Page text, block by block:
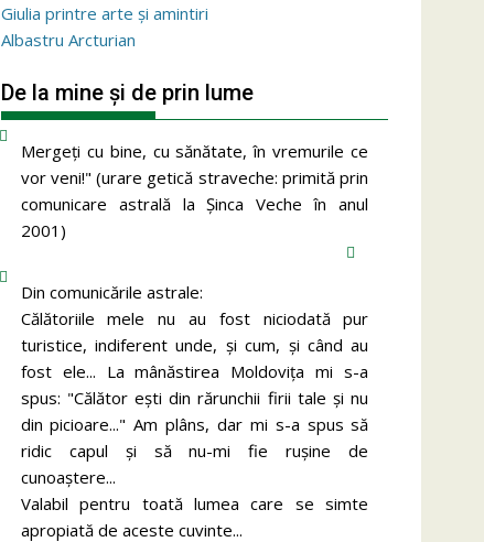
Giulia printre arte și amintiri
Albastru Arcturian
De la mine și de prin lume
Mergeţi cu bine, cu sănătate, în vremurile ce
vor veni!" (urare getică straveche: primită prin
comunicare astrală la Şinca Veche în anul
2001)
Din comunicările astrale:
Călătoriile mele nu au fost niciodată pur
turistice, indiferent unde, și cum, și când au
fost ele... La mânăstirea Moldoviţa mi s-a
spus: "Călător eşti din rărunchii firii tale şi nu
din picioare..." Am plâns, dar mi s-a spus să
ridic capul şi să nu-mi fie ruşine de
cunoaştere...
Valabil pentru toată lumea care se simte
apropiată de aceste cuvinte...